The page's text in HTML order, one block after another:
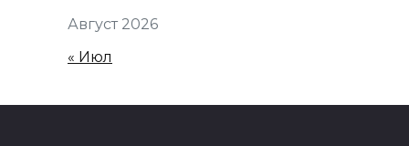
Август 2026
« Июл